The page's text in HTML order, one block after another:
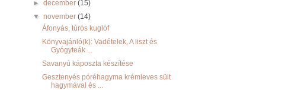
►december(15)
▼november(14)
Áfonyás, túrós kuglóf
Könyvajánló(k): Vadételek, A liszt és
Gyógyteák ...
Savanyú káposzta készítése
Gesztenyés póréhagyma krémleves sült
hagymával és ...